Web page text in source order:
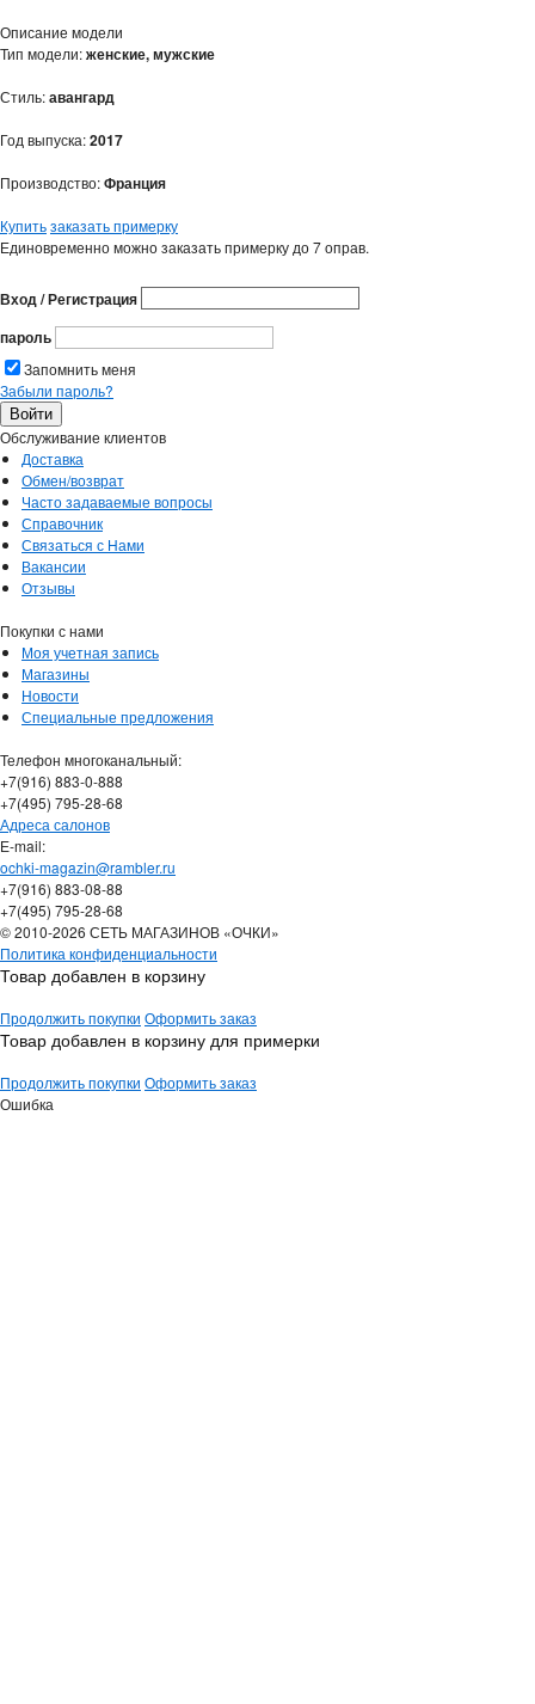
Описание модели
Тип модели:женские, мужские
Стиль:авангард
Год выпуска:2017
Производство:Франция
Купитьзаказать примерку
Единовременно можно заказать примерку до 7 оправ.
Вход / Регистрация
пароль
Запомнить меня
Забыли пароль?
Обслуживание клиентов
Доставка
Обмен/возврат
Часто задаваемые вопросы
Справочник
Связаться с Нами
Вакансии
Отзывы
Покупки с нами
Моя учетная запись
Магазины
Новости
Специальные предложения
Телефон многоканальный:
+7(916) 883-0-888
+7(495) 795-28-68
Адреса салонов
Е-mail:
ochki-magazin@rambler.ru
+7(916) 883-08-88
+7(495) 795-28-68
© 2010-2026 СЕТЬ МАГАЗИНОВ «ОЧКИ»
Политика конфиденциальности
Товар добавлен в корзину
Продолжить покупки Оформить заказ
Товар добавлен в корзину для примерки
Продолжить покупки Оформить заказ
Ошибка